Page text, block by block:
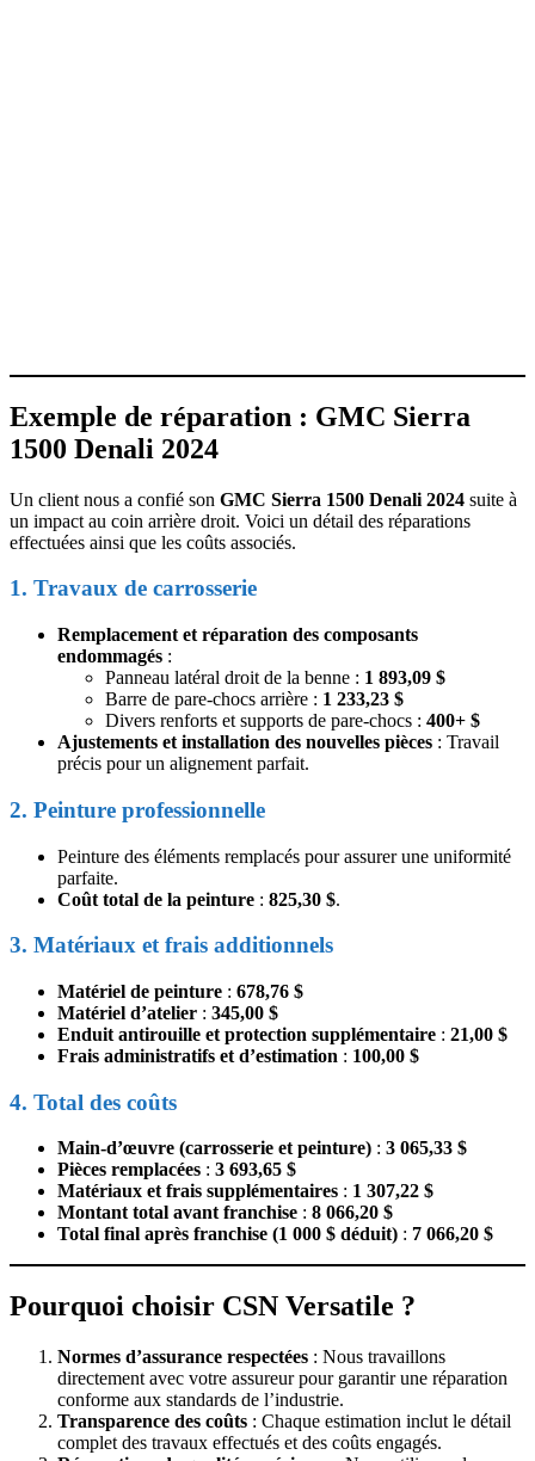
Exemple de réparation : GMC Sierra
1500 Denali 2024
Un client nous a confié son GMC Sierra 1500 Denali 2024 suite à
un impact au coin arrière droit. Voici un détail des réparations
effectuées ainsi que les coûts associés.
1. Travaux de carrosserie
Remplacement et réparation des composants
endommagés :
Panneau latéral droit de la benne : 1 893,09 $
Barre de pare-chocs arrière : 1 233,23 $
Divers renforts et supports de pare-chocs : 400+ $
Ajustements et installation des nouvelles pièces : Travail
précis pour un alignement parfait.
2. Peinture professionnelle
Peinture des éléments remplacés pour assurer une uniformité
parfaite.
Coût total de la peinture : 825,30 $.
3. Matériaux et frais additionnels
Matériel de peinture : 678,76 $
Matériel d’atelier : 345,00 $
Enduit antirouille et protection supplémentaire : 21,00 $
Frais administratifs et d’estimation : 100,00 $
4. Total des coûts
Main-d’œuvre (carrosserie et peinture) : 3 065,33 $
Pièces remplacées : 3 693,65 $
Matériaux et frais supplémentaires : 1 307,22 $
Montant total avant franchise : 8 066,20 $
Total final après franchise (1 000 $ déduit) : 7 066,20 $
Pourquoi choisir CSN Versatile ?
Normes d’assurance respectées : Nous travaillons
directement avec votre assureur pour garantir une réparation
conforme aux standards de l’industrie.
Transparence des coûts : Chaque estimation inclut le détail
complet des travaux effectués et des coûts engagés.